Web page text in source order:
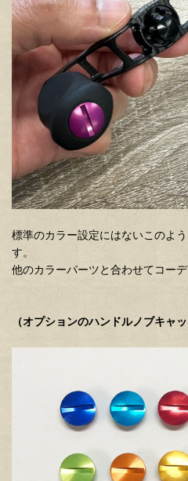
標準のカラー設定にはないこのよ
す。
他のカラーパーツと合わせてコー
（オプションのハンドルノブキャッ